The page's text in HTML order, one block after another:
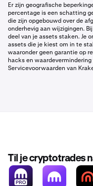
Er zijn geografische
percentage is een schatting
die zijn opgebouwd over de
onderhevig aan wijzigingen.
deel van je assets staken. Je
assets die je kiest om in te
waaronder geen garantie op
hacks en
Servicevoorwaarden van
Til je cryptotrades